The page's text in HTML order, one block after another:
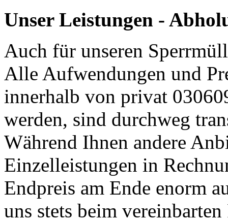
Unser Leistungen -
Auch für unseren
Alle Aufwendungen und
innerhalb von privat
werden, sind durchweg
Während Ihnen andere
Einzelleistungen in
Endpreis am Ende enorm
uns stets beim